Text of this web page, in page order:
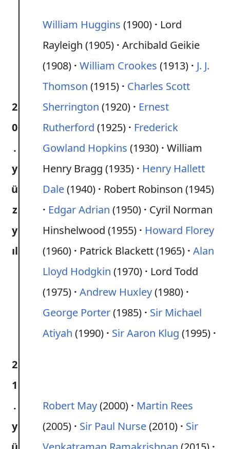
2
0
.
y
ü
z
y
ıl
William Huggins (1900)
Lord
Rayleigh (1905) Archibald Geikie
(1908) William Crookes (1913)
J. J.
Thomson (1915)
Charles Scott
Sherrington (1920)
Ernest
Rutherford (1925)
Frederick
Gowland Hopkins (1930) William
Henry Bragg (1935)
Henry Hallett
Dale(1940)
Robert Robinson (1945)
Edgar Adrian (1950)
Cyril Norman
Hinshelwood (1955)
Howard Florey
(1960)
Patrick Blackett (1965) Alan
Lloyd Hodgkin (1970)
Lord Todd
(1975) Andrew Huxley(1980)
George Porter(1985)
Sir Michael
Atiyah (1990) Sir Aaron Klug (1995)
2
1
.
y
Robert May(2000)
Martin Rees
(2005)
Sir Paul Nurse(2010)
Sir